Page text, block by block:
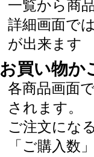
一覧から商
詳細画面で
が出来ます
お買い物か
各商品画面
されます。
ご注文にな
「ご購入数